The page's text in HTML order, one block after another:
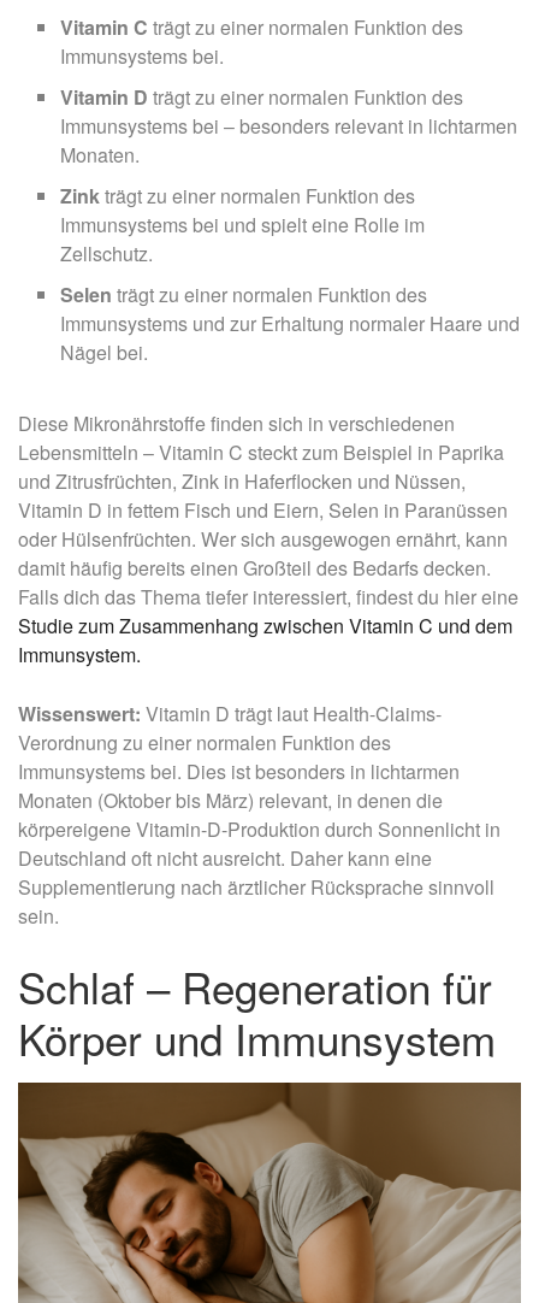
Vitamin C trägt zu einer normalen Funktion des
Immunsystems bei.
Vitamin D trägt zu einer normalen Funktion des
Immunsystems bei – besonders relevant in lichtarmen
Monaten.
Zinkträgt zu einer normalen Funktion des
Immunsystems bei und spielt eine Rolle im
Zellschutz.
Selen trägt zu einer normalen Funktion des
Immunsystems und zur Erhaltung normaler Haare und
Nägel bei.
Diese Mikronährstoffe finden sich in verschiedenen
Lebensmitteln – Vitamin C steckt zum Beispiel in Paprika
und Zitrusfrüchten, Zink in Haferflocken und Nüssen,
Vitamin D in fettem Fisch und Eiern, Selen in Paranüssen
oder Hülsenfrüchten. Wer sich ausgewogen ernährt, kann
damit häufig bereits einen Großteil des Bedarfs decken.
Falls dich das Thema tiefer interessiert, findest du hier eine
Studie zum Zusammenhang zwischen Vitamin C und dem
Immunsystem.
Wissenswert: Vitamin D trägt laut Health-Claims-
Verordnung zu einer normalen Funktion des
Immunsystems bei. Dies ist besonders in lichtarmen
Monaten (Oktober bis März) relevant, in denen die
körpereigene Vitamin-D-Produktion durch Sonnenlicht in
Deutschland oft nicht ausreicht. Daher kann eine
Supplementierung nach ärztlicher Rücksprache sinnvoll
sein.
Schlaf – Regeneration für
Körper und Immunsystem